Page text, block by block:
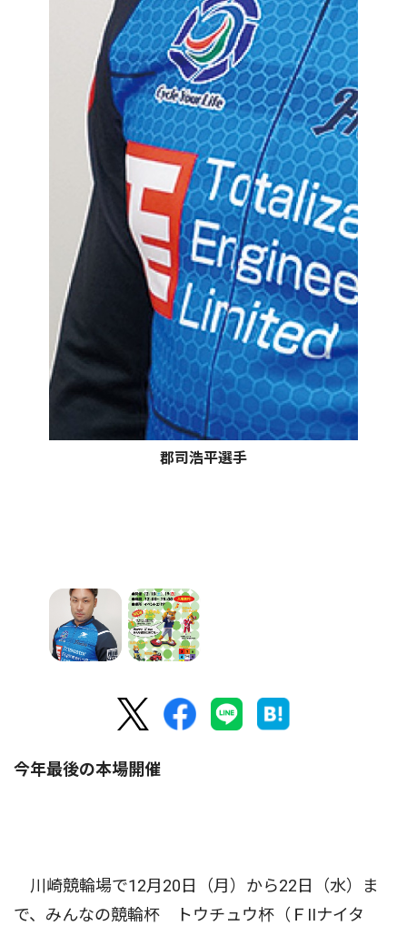
郡司浩平選手
今年最後の本場開催
川崎競輪場で12月20日（月）から22日（水）ま
で、みんなの競輪杯 トウチュウ杯（ＦIIナイタ